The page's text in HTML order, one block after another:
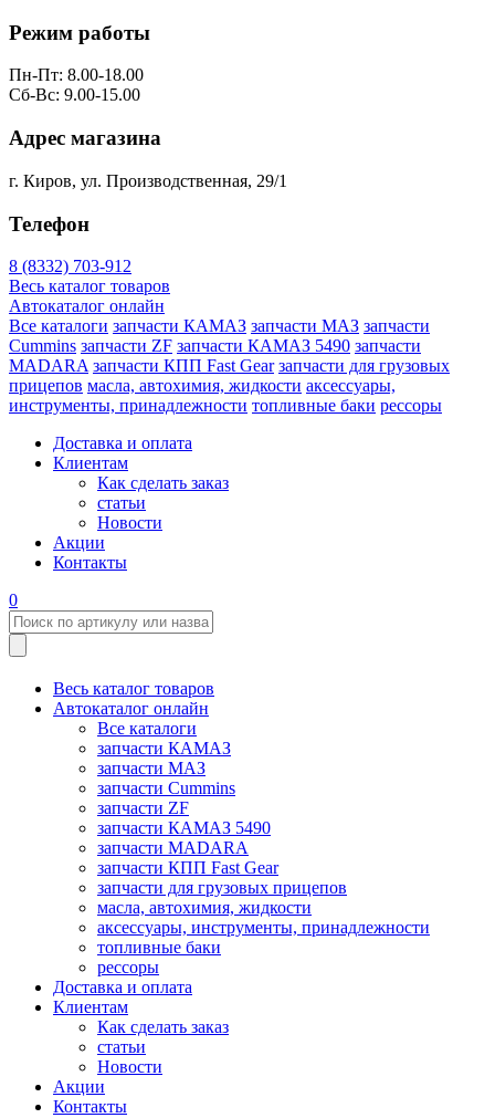
Режим работы
Пн-Пт: 8.00-18.00
Сб-Вс: 9.00-15.00
Адрес магазина
г. Киров, ул. Производственная, 29/1
Телефон
8 (8332) 703-912
Весь каталог товаров
Автокаталог онлайн
Все каталоги запчасти КАМАЗ запчасти МАЗ запчасти
Cummins запчасти ZF запчасти КАМАЗ 5490 запчасти
MADARA запчасти КПП Fast Gear запчасти для грузовых
прицепов масла, автохимия, жидкости аксессуары,
инструменты, принадлежности топливные баки рессоры
Доставка и оплата
Клиентам
Как сделать заказ
статьи
Новости
Акции
Контакты
0
Весь каталог товаров
Автокаталог онлайн
Все каталоги
запчасти КАМАЗ
запчасти МАЗ
запчасти Cummins
запчасти ZF
запчасти КАМАЗ 5490
запчасти MADARA
запчасти КПП Fast Gear
запчасти для грузовых прицепов
масла, автохимия, жидкости
аксессуары, инструменты, принадлежности
топливные баки
рессоры
Доставка и оплата
Клиентам
Как сделать заказ
статьи
Новости
Акции
Контакты